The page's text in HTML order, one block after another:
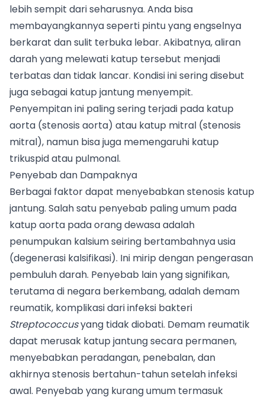
lebih sempit dari seharusnya. Anda bisa
membayangkannya seperti pintu yang engselnya
berkarat dan sulit terbuka lebar. Akibatnya, aliran
darah yang melewati katup tersebut menjadi
terbatas dan tidak lancar. Kondisi ini sering disebut
juga sebagai katup jantung menyempit.
Penyempitan ini paling sering terjadi pada katup
aorta (stenosis aorta) atau katup mitral (stenosis
mitral), namun bisa juga memengaruhi katup
trikuspid atau pulmonal.
Penyebab dan Dampaknya
Berbagai faktor dapat menyebabkan stenosis katup
jantung. Salah satu penyebab paling umum pada
katup aorta pada orang dewasa adalah
penumpukan kalsium seiring bertambahnya usia
(degenerasi kalsifikasi). Ini mirip dengan pengerasan
pembuluh darah. Penyebab lain yang signifikan,
terutama di negara berkembang, adalah demam
reumatik, komplikasi dari infeksi bakteri
Streptococcusyang tidak diobati. Demam reumatik
dapat merusak katup jantung secara permanen,
menyebabkan peradangan, penebalan, dan
akhirnya stenosis bertahun-tahun setelah infeksi
awal. Penyebab yang kurang umum termasuk